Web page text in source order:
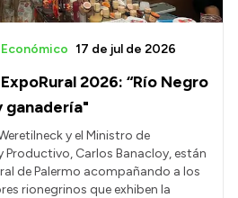
2026: “Río Negro
ganadería"
17 de jul de 2026
y el Ministro de
Carlos Banacloy, están
de Palermo acompañando a los
rionegrinos que exhiben la